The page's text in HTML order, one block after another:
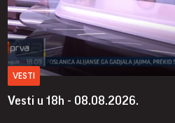
VESTI
Vesti u 18h - 08.08.2026.